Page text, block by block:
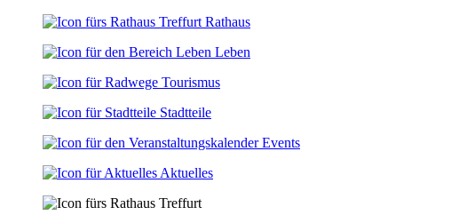
Rathaus
Leben
Tourismus
Stadtteile
Events
Aktuelles